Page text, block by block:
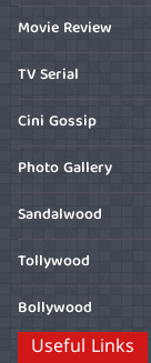
Movie Review
TV Serial
Cini Gossip
Photo Gallery
Sandalwood
Tollywood
Bollywood
Useful Links